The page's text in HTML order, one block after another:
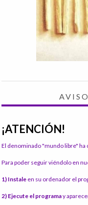
¡ATENCIÓN!
El denominado "mundo libre" ha
Para poder seguir viéndolo en
1) Instale en su ordenador el
2) Ejecute el programay